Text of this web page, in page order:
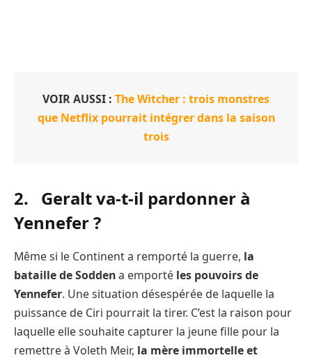
VOIR AUSSI : The Witcher : trois monstres
que Netflix pourrait intégrer dans la saison
trois
2. Geralt va-t-il pardonner à
Yennefer ?
Même si le Continent a remporté la guerre, la
bataille de Soddena emporté les pouvoirs de
Yennefer. Une situation désespérée de laquelle la
puissance de Ciri pourrait la tirer. C’est la raison pour
laquelle elle souhaite capturer la jeune fille pour la
remettre à Voleth Meir, la mère immortelle et